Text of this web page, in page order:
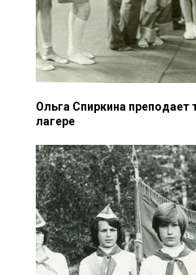
Ольга Спиркина преподает
лагере